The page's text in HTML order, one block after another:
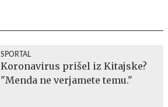
SPORTAL
Koronavirus prišel iz Kitajske?
"Menda ne verjamete temu."